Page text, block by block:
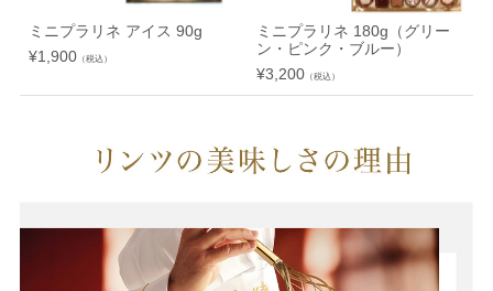
ミニプラリネ アイス 90g
¥1,900（税込）
ミニプラリネ 180g（グリー
ン・ピンク・ブルー）
¥3,200（税込）